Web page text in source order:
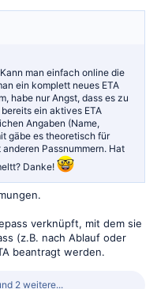
man einfach online die
ein komplett neues ETA
habe nur Angst, dass es zu
ein aktives ETA
Angaben (Name,
gäbe es theoretisch für
Passnummern. Hat
Danke!
verknüpft, mit dem sie
(z.B. nach Ablauf oder
beantragt werden.
2 weitere...